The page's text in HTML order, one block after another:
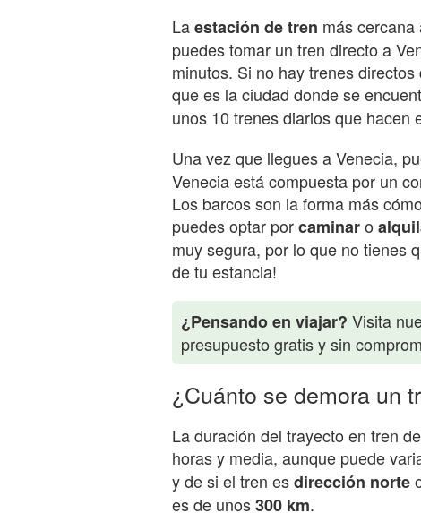
Laestación de tren más
puedes tomar un tren directo a
minutos. Si no hay trenes
que es la ciudad donde se
unos 10 trenes diarios que hacen
Una vez que llegues a Venecia,
Venecia está compuesta por un
Los barcos son la forma más
puedes optar porcaminaro
muy segura, por lo que no tienes
de tu estancia!
¿Pensando en viajar? Visita
presupuesto gratis y sin
¿Cuánto se demora un
La duración del trayecto en tren
horas y media, aunque puede
y de si el tren esdirección norte
es de unos300 km.